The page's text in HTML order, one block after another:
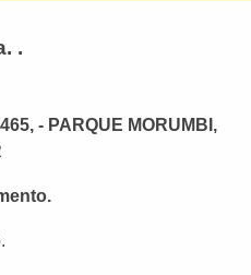
.
- PARQUE MORUMBI,